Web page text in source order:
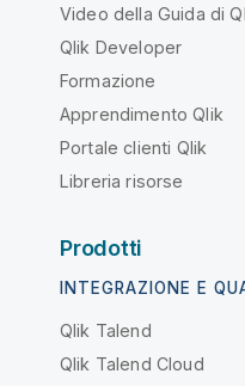
Video della Guida di
Qlik Developer
Formazione
Apprendimento Qlik
Portale clienti Qlik
Libreria risorse
Prodotti
INTEGRAZIONE E
Qlik Talend
Qlik Talend Cloud